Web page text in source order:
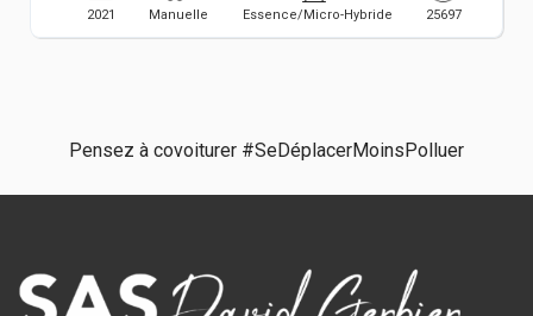
2021 Manuelle Essence/Micro-Hybride 25697
Pensez à covoiturer #SeDéplacerMoinsPolluer